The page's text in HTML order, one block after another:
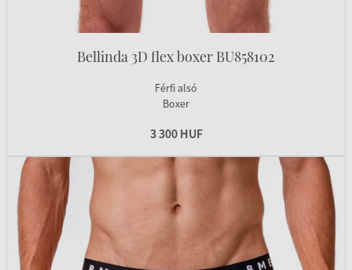
Bellinda 3D flex boxer BU858102
Férfi alsó
Boxer
3 300 HUF